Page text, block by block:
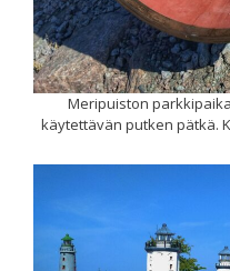
Meripuiston
käytettävän putken pätkä.